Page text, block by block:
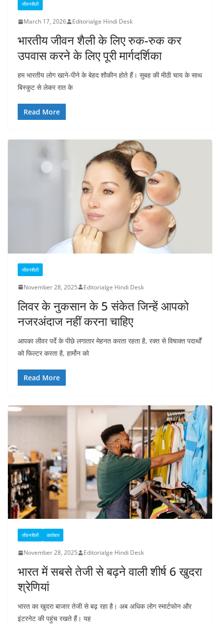
जीवनशैली
March 17, 2026 Editorialge Hindi Desk
भारतीय जीवन शैली के लिए रुक-रुक कर
उपवास करने के लिए पूरी मार्गदर्शिका
हम भारतीय लोग खाने-पीने के बेहद शौकीन होते हैं। सुबह की मीठी चाय के साथ
बिस्कुट से लेकर रात के
Read More
जीवनशैली
November 28, 2025 Editorialge Hindi Desk
लिवर के नुकसान के 5 संकेत जिन्हें आपको
नजरअंदाज नहीं करना चाहिए
आपका लीवर पर्दे के पीछे लगातार मेहनत करता रहता है, रक्त से विषाक्त पदार्थों
को फिल्टर करता है, हार्मोन को
Read More
जीवनशैली कारोबार
November 28, 2025 Editorialge Hindi Desk
भारत में सबसे तेजी से बढ़ने वाली शीर्ष 6 खुदरा
श्रेणियां
भारत का खुदरा बाजार तेजी से बढ़ रहा है। अब अधिक लोग स्मार्टफोन और
इंटरनेट की पहुंच रखते हैं। यह